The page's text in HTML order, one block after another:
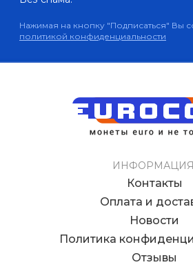
Нажимая на кнопку "Подписаться" Вы
политикой конфиденциальности
Контакты
Оплата и
Новости
Политика
Отзывы